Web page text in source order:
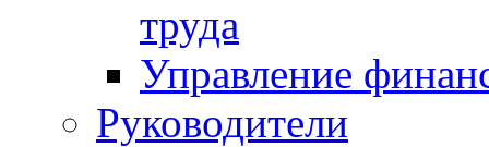
труда
Управление
Руководители